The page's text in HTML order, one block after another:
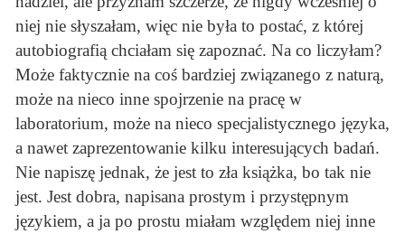
niej nie słyszałam, więc nie była to postać, z której
autobiografią chciałam się zapoznać. Na co liczyłam?
Może faktycznie na coś bardziej związanego z naturą,
może na nieco inne spojrzenie na pracę w
laboratorium, może na nieco specjalistycznego języka,
a nawet zaprezentowanie kilku interesujących badań.
Nie napiszę jednak, że jest to zła książka, bo tak nie
jest. Jest dobra, napisana prostym i przystępnym
językiem, a ja po prostu miałam względem niej inne